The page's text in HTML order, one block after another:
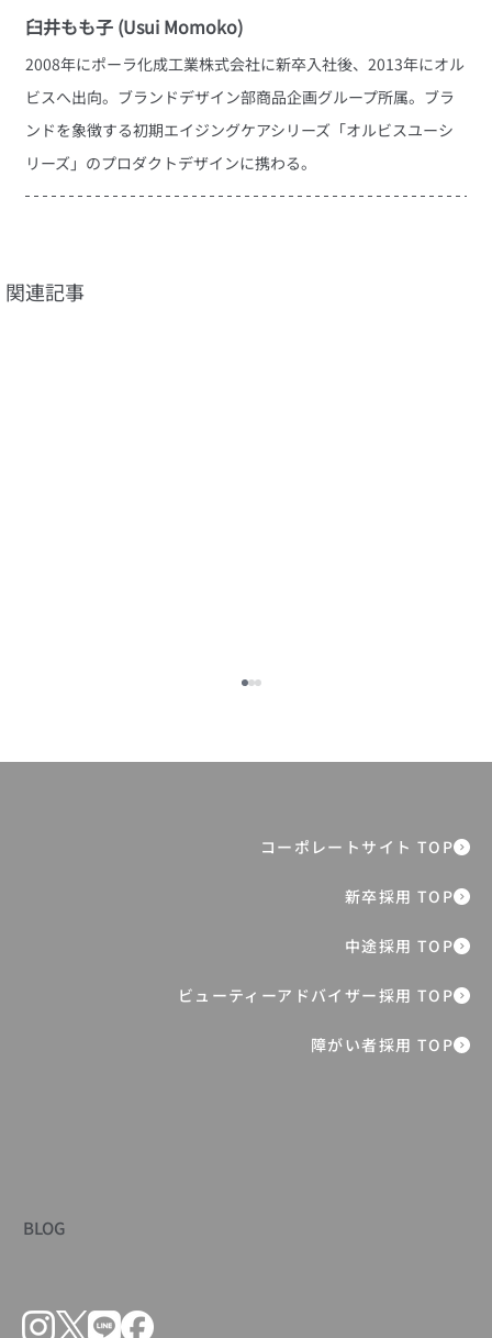
臼井もも子 (Usui Momoko)
2008年にポーラ化成工業株式会社に新卒入社後、2013年にオル
ビスへ出向。ブランドデザイン部商品企画グループ所属。ブラ
ンドを象徴する初期エイジングケアシリーズ「オルビスユーシ
リーズ」のプロダクトデザインに携わる。
関連記事
全社表彰イベント『ONE ORBIS AWARD
人の挑戦と想い
BLOG
障がい者採用 TOP